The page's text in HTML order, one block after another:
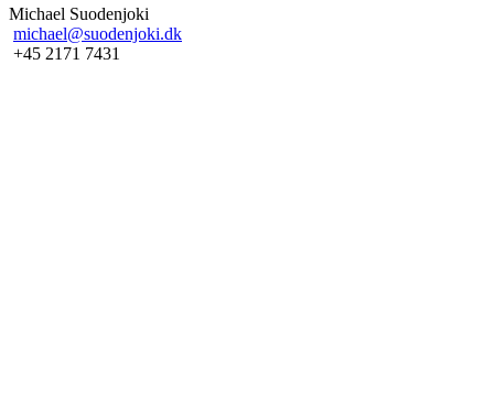
Michael Suodenjoki
michael@suodenjoki.dk
+45 2171 7431